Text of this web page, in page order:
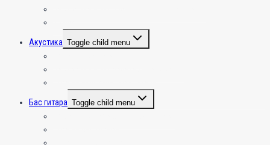
Акустика Toggle child menu
Бас гитара Toggle child menu